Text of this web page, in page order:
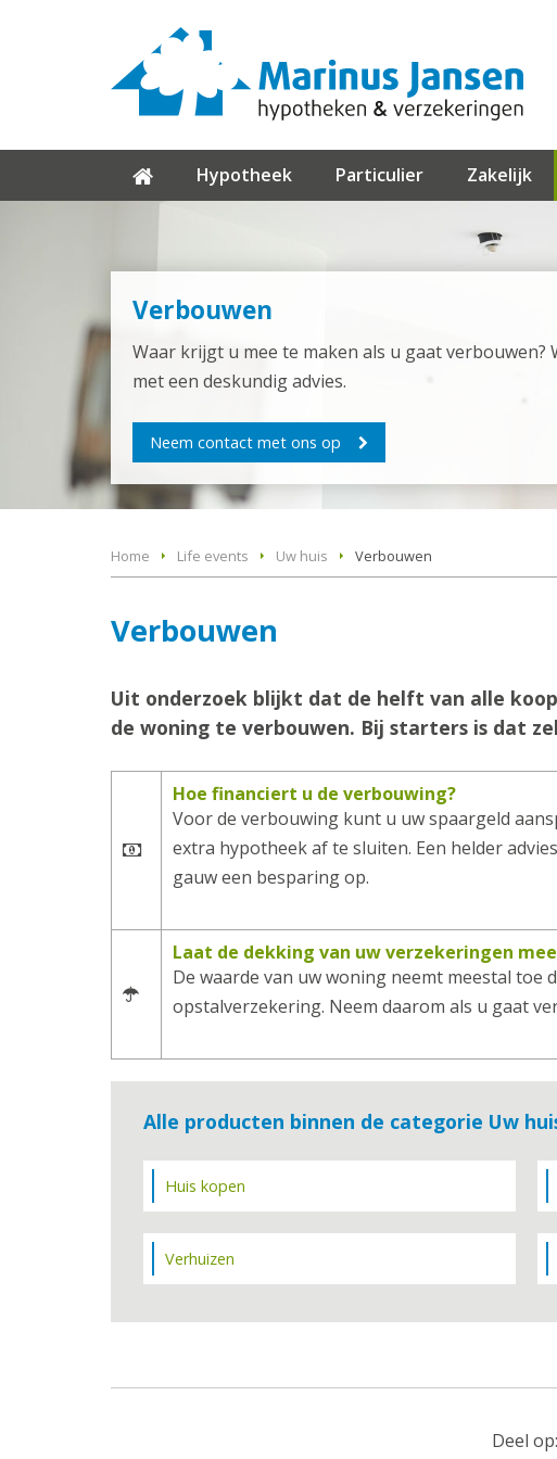
Hypotheek Particulier Zakelijk
Verbouwen
Waar krijgt u mee te maken als u gaat verbouwen?
met een deskundig advies.
Neem contact met ons op
Home Life events Uw huis Verbouwen
Verbouwen
Uit onderzoek blijkt dat de helft van alle
de woning te verbouwen. Bij starters is dat
Hoe financiert u de verbouwing?
Voor de verbouwing kunt u uw spaargeld
extra hypotheek af te sluiten. Een helder
gauw een besparing op.
Laat de dekking van uw verzekeringen
De waarde van uw woning neemt meestal
opstalverzekering. Neem daarom als u gaat
Alle producten binnen de categorie Uw
Huis kopen
Verhuizen
Deel op: